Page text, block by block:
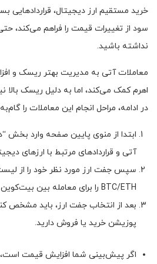
خرید مستقیم ارز دیجیتال،
سود از تغییرات قیمت را فراهم می‌کند، حتی
نداشته باشید.
معاملات آتی به مدیریت بهتر ریسک و
اهرم کمک می‌کند، اما به دلیل ریسک بالا
در ادامه، مراحل انجام این معاملات را
ابتدا از منوی پایین صفحه وارد بخش
آتی و قراردادهای مرتبط با ارزهای
سپس جفت ارز مورد نظر خود را از
BTC/ETH را برای معامله بین بیت‌کوین و اتریوم انتخاب کنید.
بعد از انتخاب جفت ارز، باید مشخص
پوزیشن خرید یا فروش دارید.
اگر پیش‌بینی شما افزایش قیمت است،